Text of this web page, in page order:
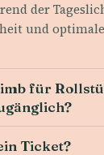
der
und
für
Ticket?